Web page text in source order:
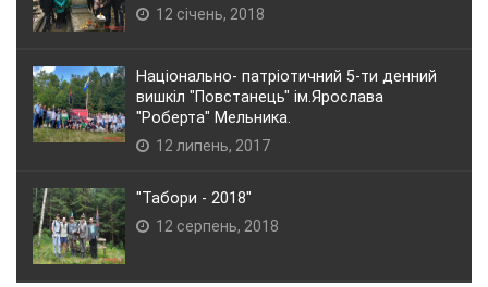
12 січень, 2018
Національно- патріотичний 5-ти денний
вишкіл "Повстанець" ім.Ярослава
"Роберта" Мельника.
12 липень, 2017
"Табори - 2018"
12 серпень, 2018